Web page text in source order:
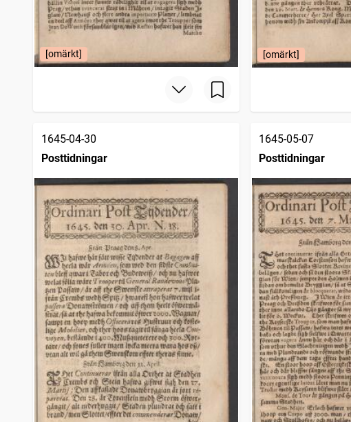
[omärkt] [omärkt]
1645-04-30
Posttidningar
1645-05-07
Posttidningar